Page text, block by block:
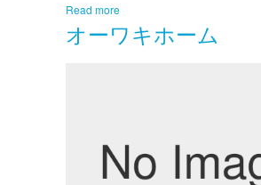
Read more
オーワキホーム